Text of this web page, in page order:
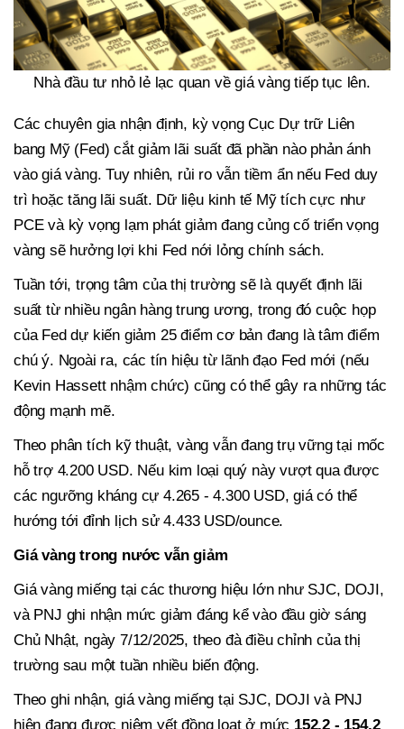
Nhà đầu tư nhỏ lẻ lạc quan về giá vàng tiếp tục lên.
Các chuyên gia nhận định, kỳ vọng Cục Dự trữ Liên
bang Mỹ (Fed) cắt giảm lãi suất đã phần nào phản ánh
vào giá vàng. Tuy nhiên, rủi ro vẫn tiềm ẩn nếu Fed duy
trì hoặc tăng lãi suất. Dữ liệu kinh tế Mỹ tích cực như
PCE và kỳ vọng lạm phát giảm đang củng cố triển vọng
vàng sẽ hưởng lợi khi Fed nới lỏng chính sách.
Tuần tới, trọng tâm của thị trường sẽ là quyết định lãi
suất từ nhiều ngân hàng trung ương, trong đó cuộc họp
của Fed dự kiến giảm 25 điểm cơ bản đang là tâm điểm
chú ý. Ngoài ra, các tín hiệu từ lãnh đạo Fed mới (nếu
Kevin Hassett nhậm chức) cũng có thể gây ra những tác
động mạnh mẽ.
Theo phân tích kỹ thuật, vàng vẫn đang trụ vững tại mốc
hỗ trợ 4.200 USD. Nếu kim loại quý này vượt qua được
các ngưỡng kháng cự 4.265 - 4.300 USD, giá có thể
hướng tới đỉnh lịch sử 4.433 USD/ounce.
Giá vàng trong nước vẫn giảm
Giá vàng miếng tại các thương hiệu lớn như SJC, DOJI,
và PNJ ghi nhận mức giảm đáng kể vào đầu giờ sáng
Chủ Nhật, ngày 7/12/2025, theo đà điều chỉnh của thị
trường sau một tuần nhiều biến động.
Theo ghi nhận, giá vàng miếng tại SJC, DOJI và PNJ
hiện đang được niêm yết đồng loạt ở mức 152,2 - 154,2